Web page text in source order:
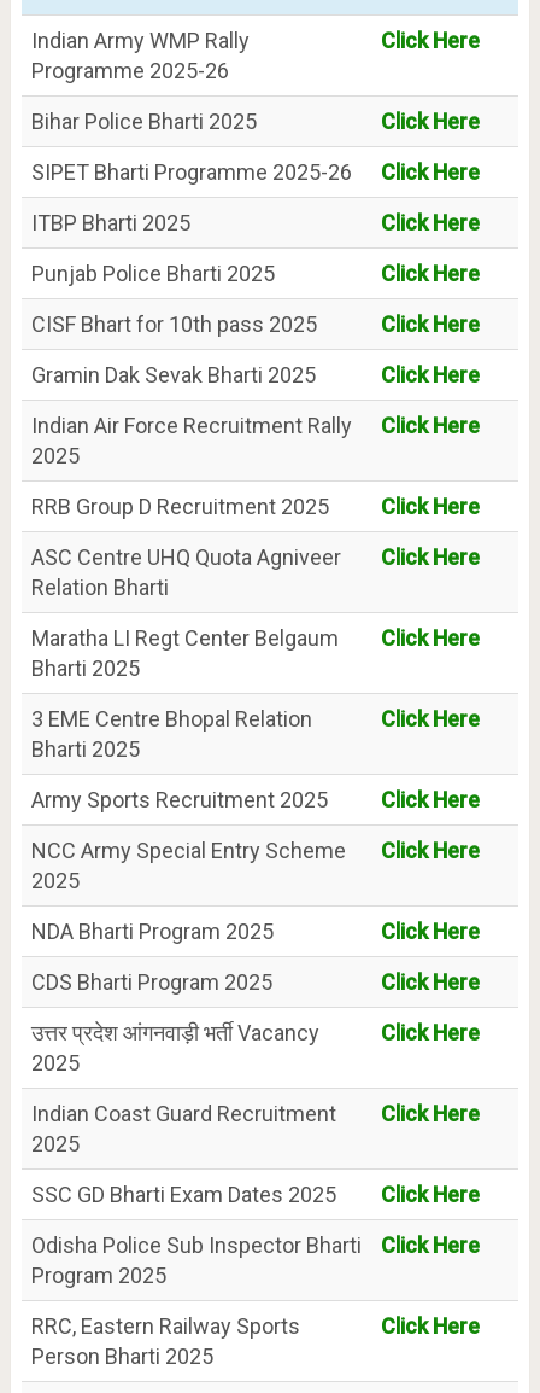
Indian Army WMP Rally
Programme 2025-26
Click Here
Bihar Police Bharti 2025
Click Here
SIPET Bharti Programme 2025-26
Click Here
ITBP Bharti 2025
Click Here
Punjab Police Bharti 2025
Click Here
CISF Bhart for 10th pass 2025
Click Here
Gramin Dak Sevak Bharti 2025
Click Here
Indian Air Force Recruitment Rally
2025
Click Here
RRB Group D Recruitment 2025
Click Here
ASC Centre UHQ Quota Agniveer
Relation Bharti
Click Here
Maratha LI Regt Center Belgaum
Bharti 2025
Click Here
3 EME Centre Bhopal Relation
Bharti 2025
Click Here
Army Sports Recruitment 2025
Click Here
NCC Army Special Entry Scheme
2025
Click Here
NDA Bharti Program 2025
Click Here
CDS Bharti Program 2025
Click Here
उत्तर प्रदेश आंगनवाड़ी भर्ती Vacancy
2025
Click Here
Indian Coast Guard Recruitment
2025
Click Here
SSC GD Bharti Exam Dates 2025
Click Here
Odisha Police Sub Inspector Bharti
Program 2025
Click Here
RRC, Eastern Railway Sports
Person Bharti 2025
Click Here